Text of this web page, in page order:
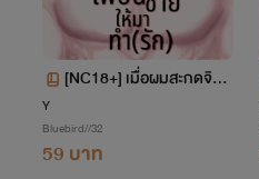
[NC18+] เมื่อผมสะกดจิตเ
Y
Bluebird//32
59 บาท